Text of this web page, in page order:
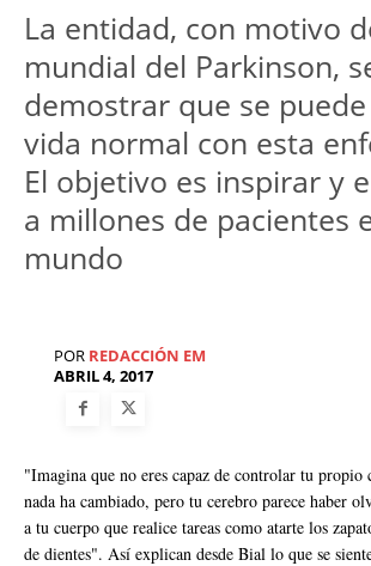
La entidad, con motivo
mundial del Parkinson,
demostrar que se
vida normal con esta
El objetivo es inspirar y
a millones de pacientes
mundo
POR REDACCIÓN EM
ABRIL 4, 2017
"Imagina que no eres capaz de controlar tu propio
nada ha cambiado, pero tu cerebro parece haber
a tu cuerpo que realice tareas como atarte los
de dientes". Así explican desde Bial lo que se